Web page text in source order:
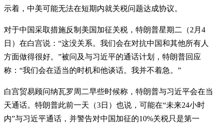
示着，中美可能无法在短期内就关税问题达成协议。
对于中国采取措施反制美国加征关税，特朗普星期二（2月4
日）在白宫说：“这没关系。我们会在对抗中国和其他所有人
方面做得很好。”被问及与习近平的通话计划，特朗普回应
称：“我们会在适当的时机和他谈话。我并不着急。”
白宫贸易顾问纳瓦罗周二早些时候称，特朗普与习近平会在当
天通话。特朗普此前一天（3日）也说，可能在“未来24小时
内”与习近平通话，并警告对中国加征的10%关税只是第一